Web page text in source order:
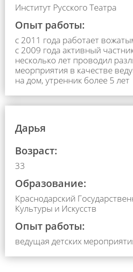
Институт Русского Театра
Опыт работы:
с 2011 года работает
с 2009 года активный
несколько лет проводил
меорприятия в качестве
на дом, утренник более 5 лет
Дарья
Возраст:
33
Образование:
Краснодарский
Культуры и Искусств
Опыт работы:
ведущая детских